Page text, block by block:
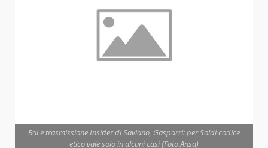
Rai e trasmissione Insider di Saviano, Gasparri: per Soldi codice
etico vale solo in alcuni casi (Foto Ansa)